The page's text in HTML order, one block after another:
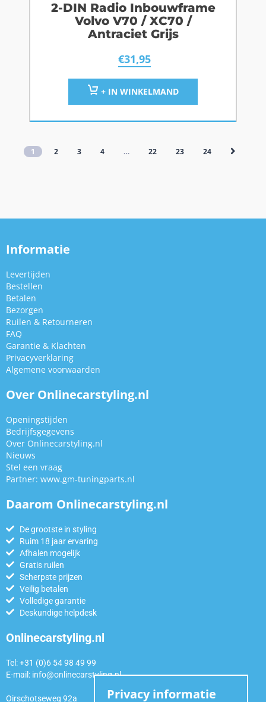
2-DIN Radio Inbouwframe
Volvo V70 / XC70 /
Antraciet Grijs
€31,95
+ IN WINKELMAND
1 2 3 4 … 22 23 24
Informatie
Levertijden
Bestellen
Betalen
Bezorgen
Ruilen & Retourneren
FAQ
Garantie & Klachten
Privacyverklaring
Algemene voorwaarden
Over Onlinecarstyling.nl
Openingstijden
Bedrijfsgegevens
Over Onlinecarstyling.nl
Nieuws
Stel een vraag
Partner: www.gm-tuningparts.nl
Daarom Onlinecarstyling.nl
De grootste in styling
Ruim 18 jaar ervaring
Afhalen mogelijk
Gratis ruilen
Scherpste prijzen
Veilig betalen
Volledige garantie
Deskundige helpdesk
Onlinecarstyling.nl
Tel: +31 (0)6 54 98 49 99
E-mail: info@onlinecarstyling.nl
Oirschotseweg 92a Privacy informatie